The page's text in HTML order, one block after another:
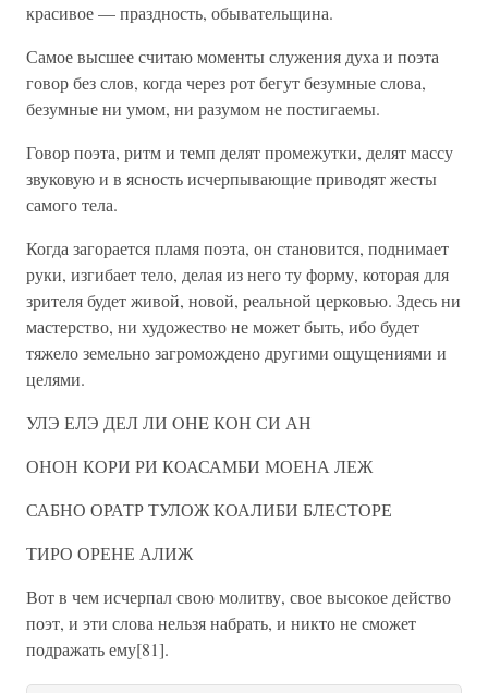
красивое — праздность, обывательщина.
Самое высшее считаю моменты служения духа и поэта
говор без слов, когда через рот бегут безумные слова,
безумные ни умом, ни разумом не постигаемы.
Говор поэта, ритм и темп делят промежутки, делят массу
звуковую и в ясность исчерпывающие приводят жесты
самого тела.
Когда загорается пламя поэта, он становится, поднимает
руки, изгибает тело, делая из него ту форму, которая для
зрителя будет живой, новой, реальной церковью. Здесь ни
мастерство, ни художество не может быть, ибо будет
тяжело земельно загромождено другими ощущениями и
целями.
УЛЭ ЕЛЭ ДЕЛ ЛИ OHE КОН СИ АН
ОНОН КОРИ РИ КОАСАМБИ МОЕНА ЛЕЖ
САБНО ОРАТР ТУЛОЖ КОАЛИБИ БЛЕСТОРЕ
ТИРО ОРЕНЕ АЛИЖ
Вот в чем исчерпал свою молитву, свое высокое действо
поэт, и эти слова нельзя набрать, и никто не сможет
подражать ему[81].